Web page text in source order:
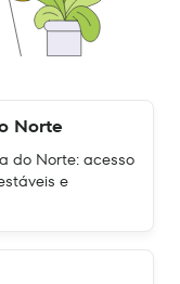
Norte
do Norte: acesso
e